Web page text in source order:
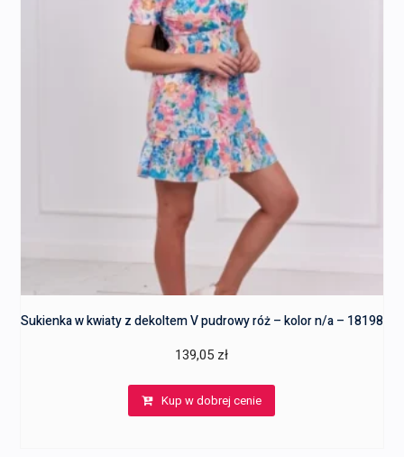
Sukienka w kwiaty z dekoltem V pudrowy róż – kolor n/a – 18198
139,05 zł
Kup w dobrej cenie